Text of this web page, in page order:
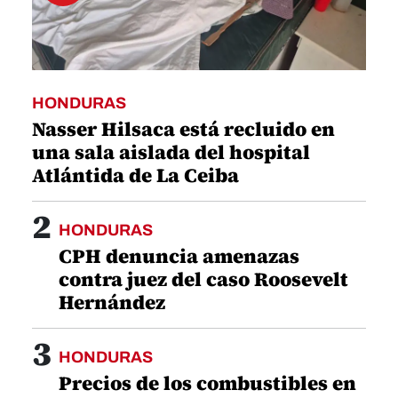
HONDURAS
Nasser Hilsaca está recluido en
una sala aislada del hospital
Atlántida de La Ceiba
2 HONDURAS
CPH denuncia amenazas
contra juez del caso Roosevelt
Hernández
3 HONDURAS
Precios de los combustibles en